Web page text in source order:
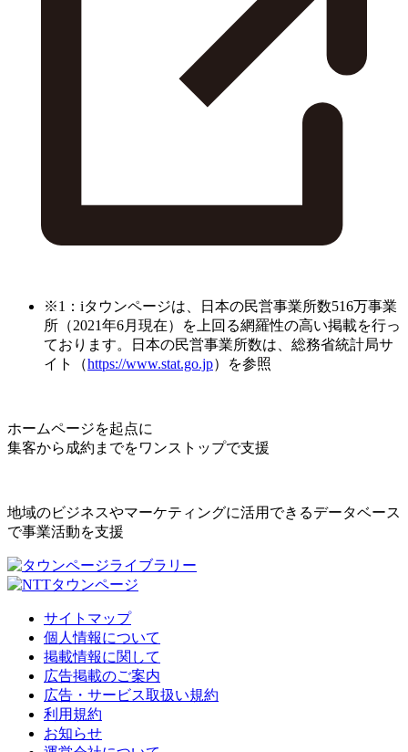
※1：iタウンページは、日本の民営事業所数516万事業
所（2021年6月現在）を上回る網羅性の高い掲載を行っ
ております。日本の民営事業所数は、総務省統計局サ
イト（https://www.stat.go.jp）を参照
ホームページを起点に
集客から成約までをワンストップで支援
地域のビジネスやマーケティングに活用できるデータベース
で事業活動を支援
サイトマップ
個人情報について
掲載情報に関して
広告掲載のご案内
広告・サービス取扱い規約
利用規約
お知らせ